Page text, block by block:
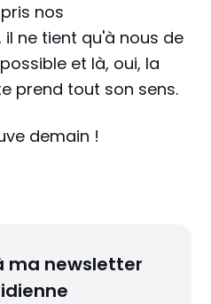
nos
ne tient qu'à nous de
et là, oui, la
prend tout son sens.
demain !
ma newsletter